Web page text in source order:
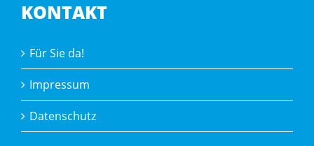
KONTAKT
Für Sie da!
Impressum
Datenschutz